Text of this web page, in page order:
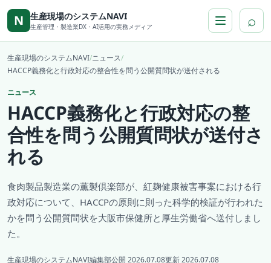
本文へ移動
N 生産現場のシステムNAVI
生産管理・製造業DX・AI活用の実務メディア ⌕
生産現場のシステムNAVI/ニュース/
HACCP義務化と行政対応の整合性を問う公開質問状が送付される
ニュース
HACCP義務化と行政対応の整
合性を問う公開質問状が送付さ
れる
食肉製品製造業の薫製倶楽部が、紅麹健康被害事案における行
政対応について、HACCPの原則に則った科学的検証が行われた
かを問う公開質問状を大阪市保健所と厚生労働省へ送付しまし
た。
生産現場のシステムNAVI編集部公開 2026.07.08更新 2026.07.08